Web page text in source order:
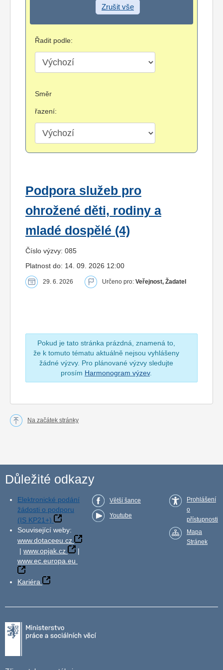
Zrušit vše
Řadit podle:
Směr
řazení:
Podpora služeb pro
ohrožené děti, rodiny a
mladé dospělé (4)
Číslo výzvy: 085
Platnost do: 14. 09. 2026 12:00
29. 6. 2026 Určeno pro: Veřejnost, Žadatel
Pokud je tato stránka prázdná, znamená to,
že k tomuto tématu aktuálně nejsou vyhlášeny
žádné výzvy. Pro plánované výzvy sledujte
prosím Harmonogram výzev.
Na začátek stránky
Důležité odkazy
Elektronické podání
žádosti o podporu
(IS KP21+)
Související weby:
www.dotaceeu.cz
| www.opjak.cz
|
www.ec.europa.eu
Kariéra
Větší šance
Youtube
Prohlášení
o
přístupnosti
Mapa
Stránek